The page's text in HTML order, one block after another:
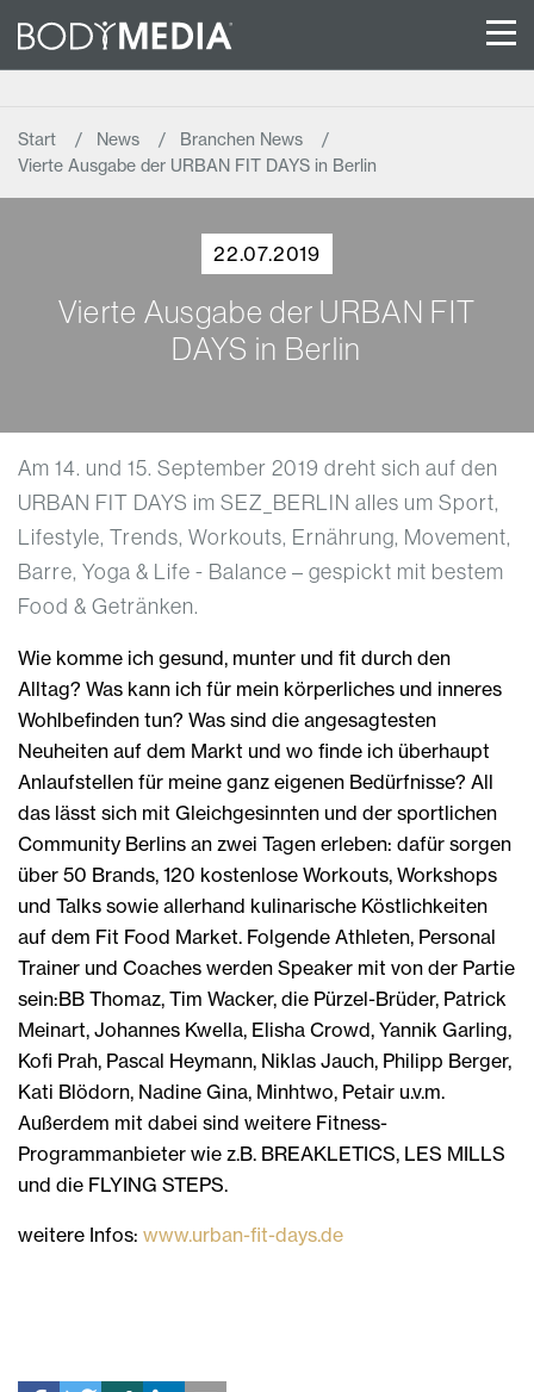
Start News
Branchen News
Vierte Ausgabe der URBAN FIT DAYS in Berlin
22.07.2019
Vierte Ausgabe der URBAN FIT
DAYS in Berlin
Am 14. und 15. September 2019 dreht sich auf den
URBAN FIT DAYS im SEZ_BERLIN alles um Sport,
Lifestyle, Trends, Workouts, Ernährung, Movement,
Barre, Yoga & Life - Balance – gespickt mit bestem
Food & Getränken.
Wie komme ich gesund, munter und fit durch den
Alltag? Was kann ich für mein körperliches und inneres
Wohlbefinden tun? Was sind die angesagtesten
Neuheiten auf dem Markt und wo finde ich überhaupt
Anlaufstellen für meine ganz eigenen Bedürfnisse? All
das lässt sich mit Gleichgesinnten und der sportlichen
Community Berlins an zwei Tagen erleben: dafür sorgen
über 50 Brands, 120 kostenlose Workouts, Workshops
und Talks sowie allerhand kulinarische Köstlichkeiten
auf dem Fit Food Market. Folgende Athleten, Personal
Trainer und Coaches werden Speaker mit von der Partie
sein:BB Thomaz, Tim Wacker, die Pürzel-Brüder, Patrick
Meinart, Johannes Kwella, Elisha Crowd, Yannik Garling,
Kofi Prah, Pascal Heymann, Niklas Jauch, Philipp Berger,
Kati Blödorn, Nadine Gina, Minhtwo, Petair u.v.m.
Außerdem mit dabei sind weitere Fitness-
Programmanbieter wie z.B. BREAKLETICS, LES MILLS
und die FLYING STEPS.
weitere Infos: www.urban-fit-days.de